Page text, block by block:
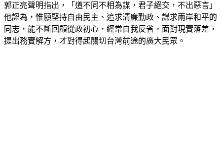
郭正亮聲明指出，「道不同不相為謀，君子絕交，不出惡言」
他認為，惟願堅持自由民主、追求清廉勤政、謀求兩岸和平的
同志，能不斷回顧從政初心，經常自我反省，面對現實落差，
提出務實解方，才對得起關切台灣前途的廣大民眾。